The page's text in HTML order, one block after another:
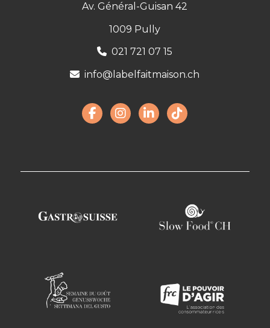
Av. Général-Guisan 42
1009 Pully
021 721 07 15
info@labelfaitmaison.ch